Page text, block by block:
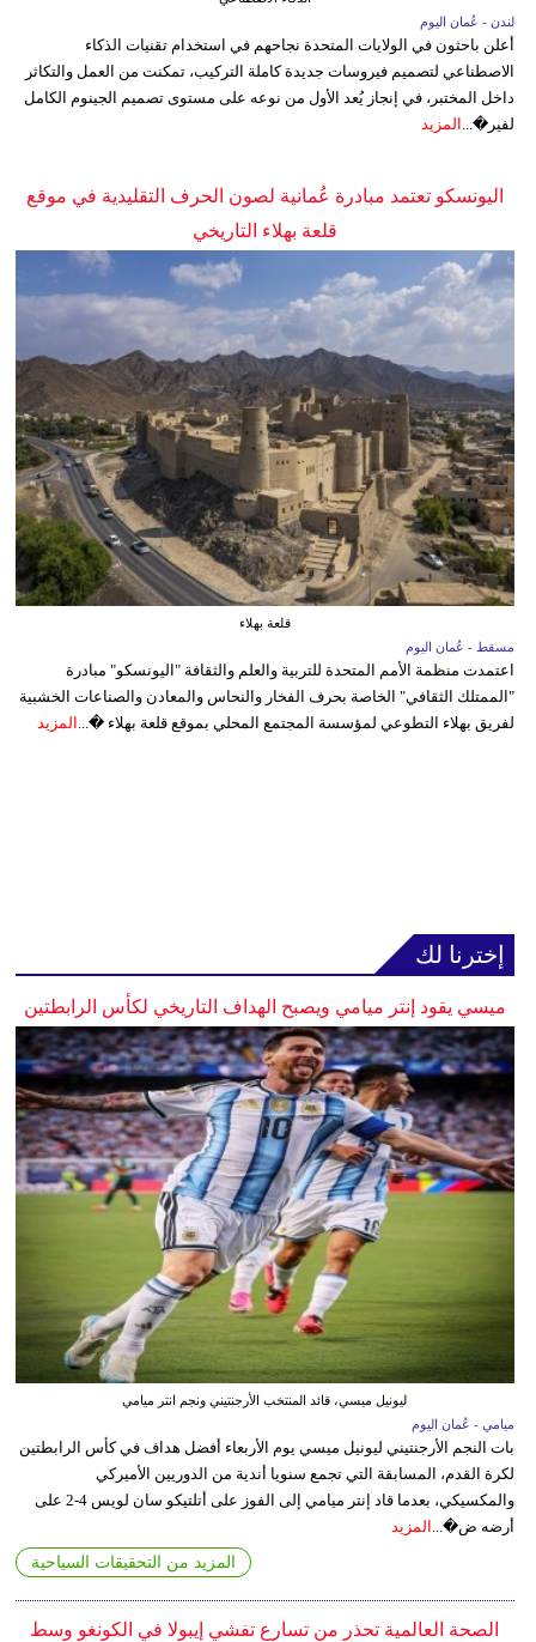
لندن - عُمان اليوم
أعلن باحثون في الولايات المتحدة نجاحهم في استخدام تقنيات الذكاء
الاصطناعي لتصميم فيروسات جديدة كاملة التركيب، تمكنت من العمل والتكاثر
داخل المختبر، في إنجاز يُعد الأول من نوعه على مستوى تصميم الجينوم الكامل
لفير�... المزيد
اليونسكو تعتمد مبادرة عُمانية لصون الحرف التقليدية في موقع
قلعة بهلاء التاريخي
قلعة بهلاء
مسقط - عُمان اليوم
اعتمدت منظمة الأمم المتحدة للتربية والعلم والثقافة "اليونسكو" مبادرة
"الممتلك الثقافي" الخاصة بحرف الفخار والنحاس والمعادن والصناعات الخشبية
لفريق بهلاء التطوعي لمؤسسة المجتمع المحلي بموقع قلعة بهلاء �... المزيد
إخترنا لك
ميسي يقود إنتر ميامي ويصبح الهداف التاريخي لكأس الرابطتين
ليونيل ميسي، قائد المنتخب الأرجنتيني ونجم انتر ميامي
ميامي - عُمان اليوم
بات النجم الأرجنتيني ليونيل ميسي يوم الأربعاء أفضل هداف في كأس الرابطتين
لكرة القدم، المسابقة التي تجمع سنويا أندية من الدوريين الأميركي
والمكسيكي، بعدما قاد إنتر ميامي إلى الفوز على أتلتيكو سان لويس 4-2 على
أرضه ض�... المزيد
المزيد من التحقيقات السياحية
الصحة العالمية تحذر من تسارع تفشي إيبولا في الكونغو وسط